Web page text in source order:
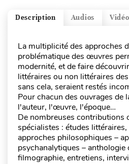
Audios
Description
La multiplicité des approches
problématique des œuvres
modernité, et de faire
littéraires ou non littéraires
sans cela, seraient restés
Pour chacun des ouvrages de
l'auteur, l'œuvre, l'époque…
De nombreuses contributions
spécialistes : études
approches philosophiques –
psychanalytiques –
filmographie, entretiens,